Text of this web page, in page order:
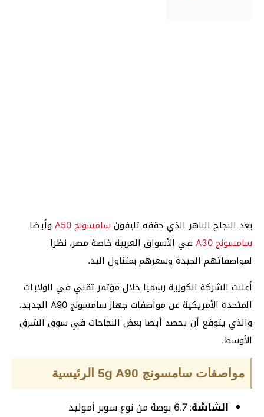
بعد النجاح الباهر الذي حققه تليفون سامسونج A50
وأيضا
سامسونج A30
في الأسواق العربية خاصة مصر، نظرا
لمواصفاتهم الجيدة وسعرهم بمتناول اليد.
أعلنت الشركة الكورية رسميا خلال مؤتمر تقني في الولايات
المتحدة الأمريكية عن مواصفات جهاز سامسونج A90 الجديد،
والذي يتوقع أن يحصد أيضا بعض النجاحات في سوق الشرق
الأوسط.
مواصفات سامسونج 5g A90 الرئيسية
الشاشة: 6.7 بوصة من نوع سوبر أموليد